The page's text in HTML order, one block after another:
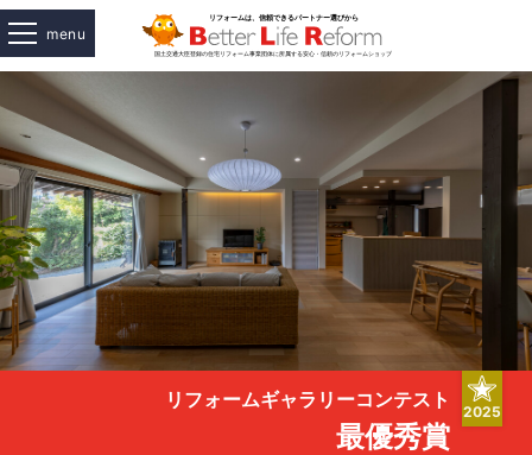
menu
リフォームギャラリーコンテスト
最優秀賞
2025